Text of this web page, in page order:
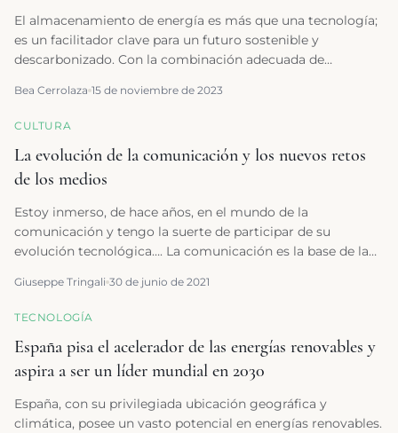
El almacenamiento de energía es más que una tecnología;
es un facilitador clave para un futuro sostenible y
descarbonizado. Con la combinación adecuada de
almacenamiento energético puede desempeñar un papel
central en la transición hacia un sistema energético más
Bea Cerrolaza 15 de noviembre de 2023
CULTURA
La evolución de la comunicación y los nuevos retos
de los medios
Estoy inmerso, de hace años, en el mundo de la
comunicación y tengo la suerte de participar de su
evolución tecnológica…. La comunicación es la base de la
rapidez la comunicación, más ha progresado la civilización.
Giuseppe Tringali 30 de junio de 2021
TECNOLOGÍA
España pisa el acelerador de las energías renovables y
aspira a ser un líder mundial en 2030
España, con su privilegiada ubicación geográfica y
climática, posee un vasto potencial en energías renovables.